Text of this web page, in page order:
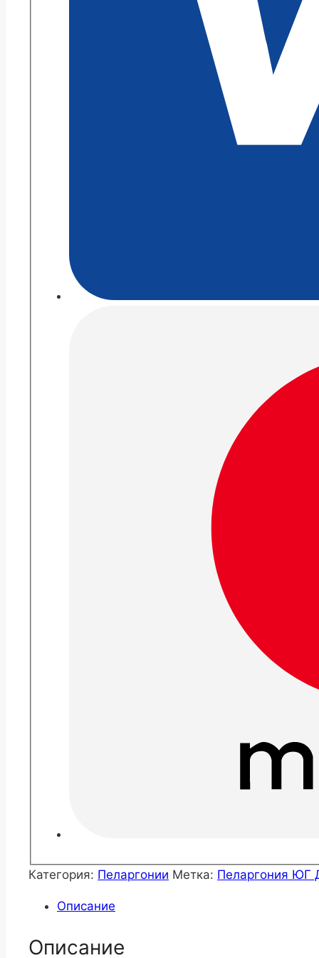
Категория: Пеларгонии Метка: Пеларгония ЮГ
Описание
Описание